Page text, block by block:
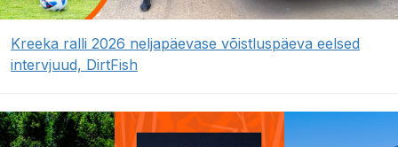
Kreeka ralli 2026 neljapäevase võistluspäeva eelsed
intervjuud, DirtFish